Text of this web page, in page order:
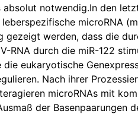
notwendig.In den
microRNA
werden, dass die
RNA durch die miR-122
eukaryotische
Nach ihrer
microRNAs mit
der Basenpaarungen